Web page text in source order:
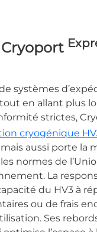
systèmes
en allant plus
strictes,
cryogénique
aussi porte la
normes de
La
du HV3 à
ou de frais
Ses